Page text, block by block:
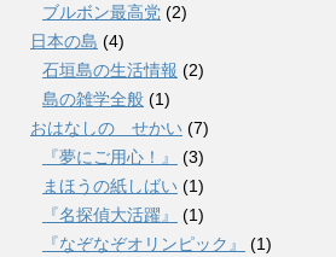
ブルボン最高党 (2)
日本の島 (4)
石垣島の生活情報 (2)
島の雑学全般 (1)
おはなしの せかい (7)
『夢にご用心！』
(3)
まほうの紙しばい (1)
『名探偵大活躍』
(1)
『なぞなぞオリンピック』
(1)